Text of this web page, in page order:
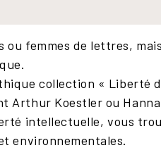
ou femmes de lettres,
collection «
Arthur Koestler ou
intellectuelle, vous
environnementales.